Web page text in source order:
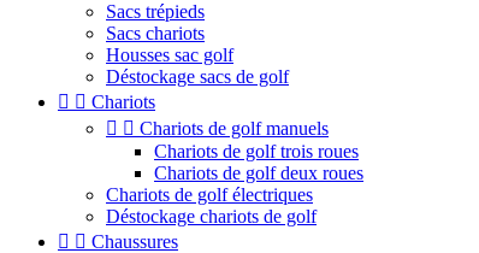
Sacs trépieds
Sacs chariots
Housses sac golf
Déstockage sacs de golf
  Chariots
  Chariots de golf manuels
Chariots de golf trois roues
Chariots de golf deux roues
Chariots de golf électriques
Déstockage chariots de golf
  Chaussures